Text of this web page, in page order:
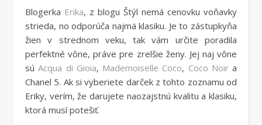
Blogerka Erika, z blogu Štýl nemá cenovku voňavky
strieda, no odporúča najmä klasiku. Je to zástupkyňa
žien v strednom veku, tak vám určite poradila
perfektné vône, práve pre zrelšie ženy. Jej naj vône
súAcqua di Gioia, Mademoiselle Coco, Coco Noira
Chanel 5. Ak si vyberiete darček z tohto zoznamu od
Eriky, verím, že darujete naozajstnú kvalitu a klasiku,
ktorá musí potešiť.